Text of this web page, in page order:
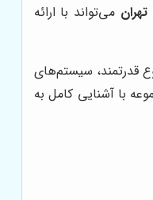
می‌تواند با ارائه
قدرتمند، سیستم‌های
با آشنایی کامل به